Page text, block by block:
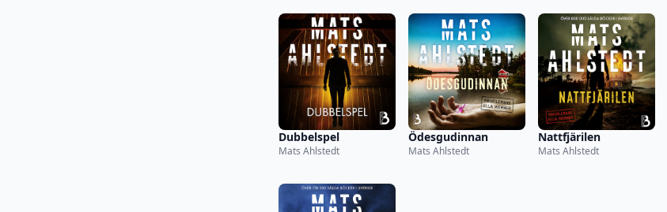
Dubbelspel
Mats Ahlstedt
Ödesgudinnan
Mats Ahlstedt
Nattfjärilen
Mats Ahlstedt